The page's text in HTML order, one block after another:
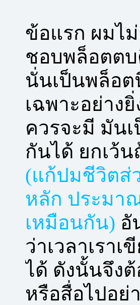
ข้อแรก ผมไ
ชอบพล็อตตบ
นั่นเป็นพล็อต
เฉพาะอย่าง
ควรจะมี มัน
กันได้ ยกเว้
(แก้ปมชีวิตส่
หลัก ประมา
เหมือนกัน) อั
ว่าเวลาเรา
ได้ ดังนั้นจึง
หรือสื่อไปอย่